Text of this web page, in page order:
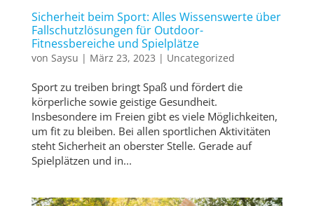
Sicherheit beim Sport: Alles Wissenswerte über
Fallschutzlösungen für Outdoor-
Fitnessbereiche und Spielplätze
von Saysu | März 23, 2023 | Uncategorized
Sport zu treiben bringt Spaß und fördert die
körperliche sowie geistige Gesundheit.
Insbesondere im Freien gibt es viele Möglichkeiten,
um fit zu bleiben. Bei allen sportlichen Aktivitäten
steht Sicherheit an oberster Stelle. Gerade auf
Spielplätzen und in...